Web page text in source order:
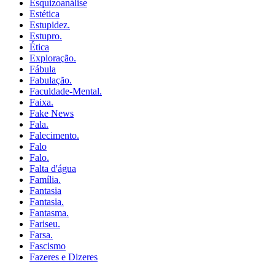
Esquizoanálise
Estética
Estupidez.
Estupro.
Ética
Exploração.
Fábula
Fabulação.
Faculdade-Mental.
Faixa.
Fake News
Fala.
Falecimento.
Falo
Falo.
Falta d'água
Família.
Fantasia
Fantasia.
Fantasma.
Fariseu.
Farsa.
Fascismo
Fazeres e Dizeres